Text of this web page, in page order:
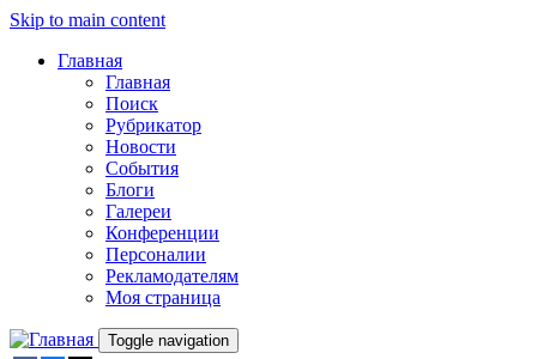
Skip to main content
Главная
Главная
Поиск
Рубрикатор
Новости
События
Блоги
Галереи
Конференции
Персоналии
Рекламодателям
Моя страница
Toggle navigation